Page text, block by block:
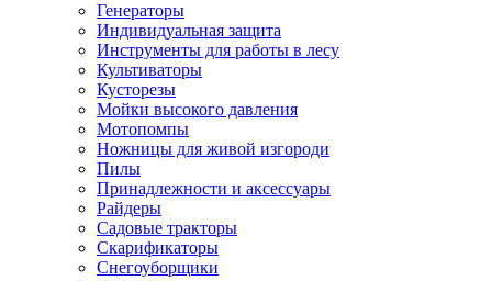
Генераторы
Индивидуальная защита
Инструменты для работы в лесу
Культиваторы
Кусторезы
Мойки высокого давления
Мотопомпы
Ножницы для живой изгороди
Пилы
Принадлежности и аксессуары
Райдеры
Садовые тракторы
Скарификаторы
Снегоуборщики